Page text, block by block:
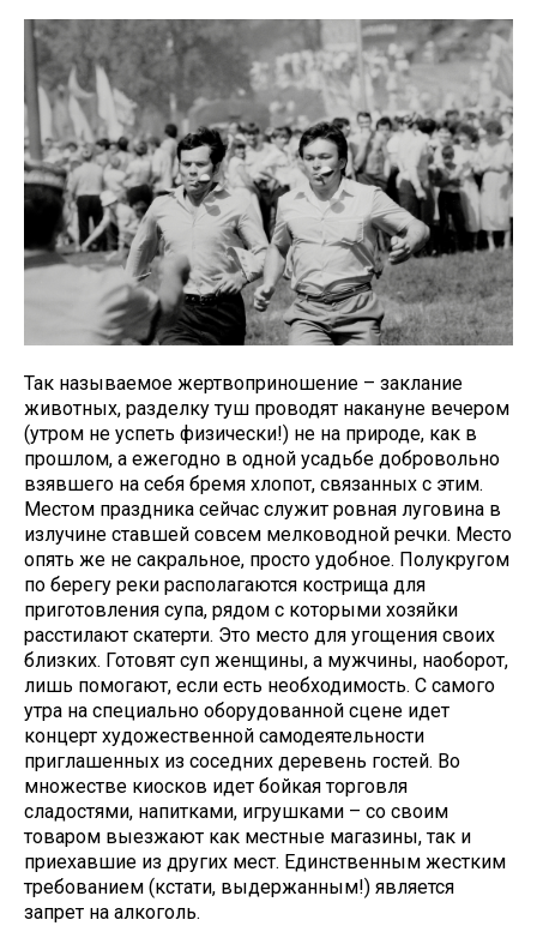
Так называемое жертвоприношение – заклание
животных, разделку туш проводят накануне вечером
(утром не успеть физически!) не на природе, как в
прошлом, а ежегодно в одной усадьбе добровольно
взявшего на себя бремя хлопот, связанных с этим.
Местом праздника сейчас служит ровная луговина в
излучине ставшей совсем мелководной речки. Место
опять же не сакральное, просто удобное. Полукругом
по берегу реки располагаются кострища для
приготовления супа, рядом с которыми хозяйки
расстилают скатерти. Это место для угощения своих
близких. Готовят суп женщины, а мужчины, наоборот,
лишь помогают, если есть необходимость. С самого
утра на специально оборудованной сцене идет
концерт художественной самодеятельности
приглашенных из соседних деревень гостей. Во
множестве киосков идет бойкая торговля
сладостями, напитками, игрушками – со своим
товаром выезжают как местные магазины, так и
приехавшие из других мест. Единственным жестким
требованием (кстати, выдержанным!) является
запрет на алкоголь.